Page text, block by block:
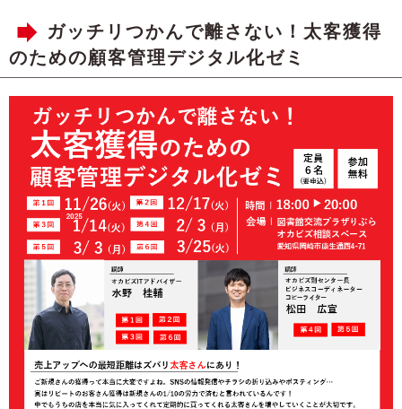
ガッチリつかんで離さない！太客獲得
のための顧客管理デジタル化ゼミ